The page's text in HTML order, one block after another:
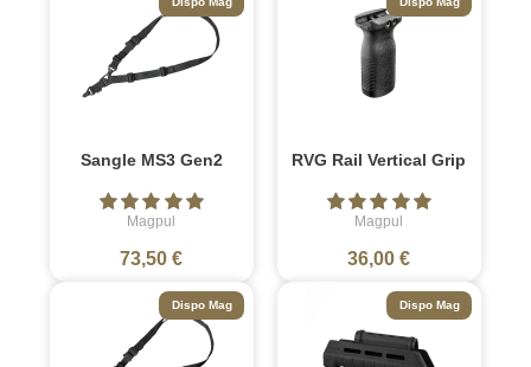
Sangle MS3 Gen2
Magpul
73,50 €
RVG Rail Vertical Grip
Magpul
36,00 €
Dispo Mag Dispo Mag